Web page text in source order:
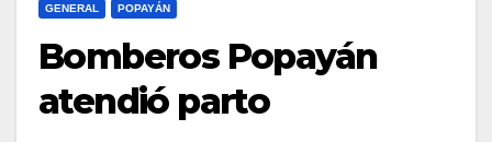
GENERAL POPAYÁN
Bomberos Popayán
atendió parto